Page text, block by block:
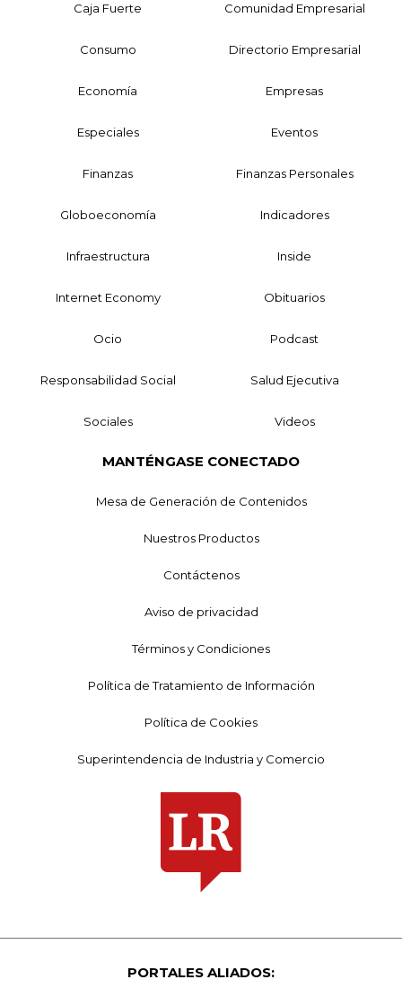
Caja Fuerte Comunidad Empresarial
Consumo Directorio Empresarial
Economía Empresas
Especiales Eventos
Finanzas Finanzas Personales
Globoeconomía Indicadores
Infraestructura Inside
Internet Economy Obituarios
Ocio Podcast
Responsabilidad Social Salud Ejecutiva
Sociales Videos
MANTÉNGASE CONECTADO
Mesa de Generación de Contenidos
Nuestros Productos
Contáctenos
Aviso de privacidad
Términos y Condiciones
Política de Tratamiento de Información
Política de Cookies
Superintendencia de Industria y Comercio
PORTALES ALIADOS: